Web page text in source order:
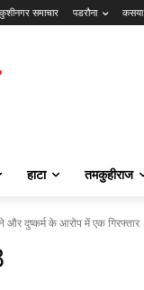
कुशीनगर समाचार पडरौना कसया
हाटा तमकुहीराज
और दुष्कर्म के आरोप में एक गिरफ्तार